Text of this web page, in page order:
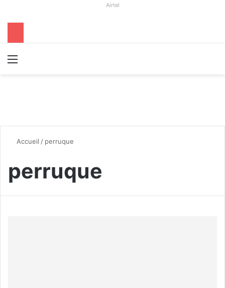
Airtel
Accueil / perruque
perruque